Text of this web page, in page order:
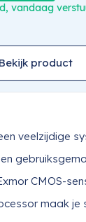
vandaag
Bekijk product
veelzijdige
CMOS-
maak je